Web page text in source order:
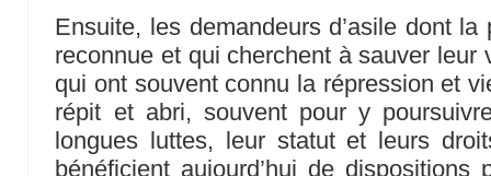
Ensuite, les demandeurs d’asile dont la
reconnue et qui cherchent à sauver leur
qui ont souvent connu la répression et
répit et abri, souvent pour y
longues luttes, leur statut et leurs
bénéficient aujourd’hui de dispositions